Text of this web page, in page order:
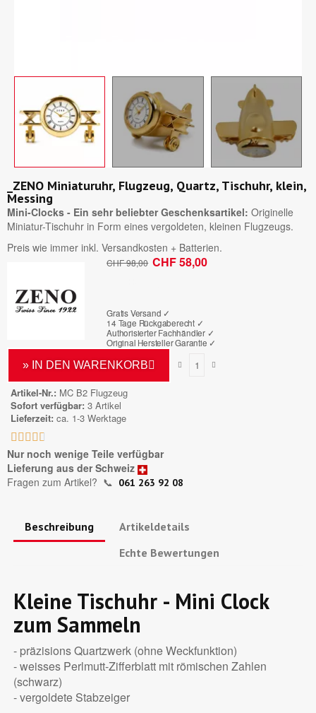
_ZENO Miniaturuhr, Flugzeug, Quartz, Tischuhr, klein,
Messing
Mini-Clocks - Ein sehr beliebter Geschenksartikel: Originelle
Miniatur-Tischuhr in Form eines vergoldeten, kleinen Flugzeugs.
Preis wie immer inkl. Versandkosten + Batterien.
CHF 98,00 CHF 58,00
Gratis Versand ✓
14 Tage Rückgaberecht ✓
Authorisierter Fachhändler ✓
Original Hersteller Garantie ✓
» IN DEN WARENKORB
Artikel-Nr. MC B2 Flugzeug
Sofort verfügbar 3 Artikel
Lieferzeit ca. 1-3 Werktage
    
Nur noch wenige Teile verfügbar
Lieferung aus der Schweiz
Fragen zum Artikel? 📞 061 263 92 08
Beschreibung
Artikeldetails
Echte Bewertungen
Kleine Tischuhr - Mini Clock
zum Sammeln
- präzisions Quartzwerk (ohne Weckfunktion)
- weisses Perlmutt-Zifferblatt mit römischen Zahlen
(schwarz)
- vergoldete Stabzeiger